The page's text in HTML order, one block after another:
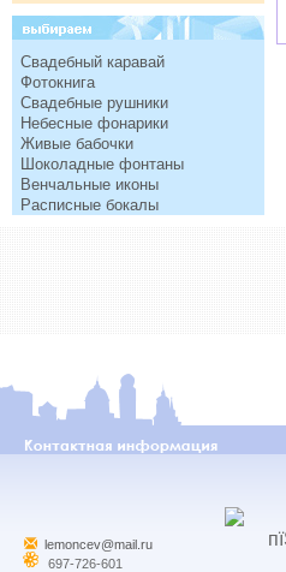
Свадебный каравай
Фотокнига
Свадебные рушники
Небесные фонарики
Живые бабочки
Шоколадные фонтаны
Венчальные иконы
Расписные бокалы
lemoncev@mail.ru
697-726-601